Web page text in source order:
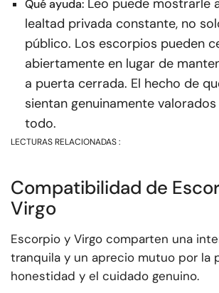
Qué ayuda: Leo puede mostrarle
lealtad privada constante, no
público. Los escorpios pueden
abiertamente en lugar de
a puerta cerrada. El hecho de
sientan genuinamente
todo.
LECTURAS RELACIONADAS :
Compatibilidad de
Virgo
Escorpio y Virgo comparten una
tranquila y un aprecio mutuo por la
honestidad y el cuidado genuino.